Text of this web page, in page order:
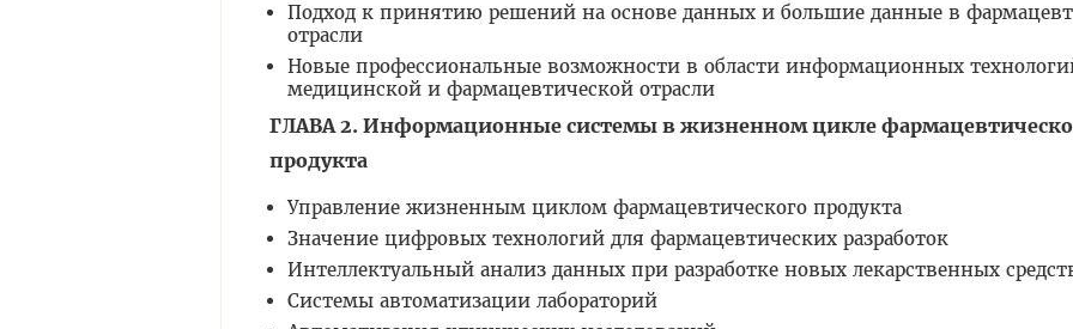
Подход к принятию решений на основе данных и большие данные в
отрасли
Новые профессиональные возможности в области информационных
медицинской и фармацевтической отрасли
ГЛАВА 2. Информационные системы в жизненном цикле
продукта
Управление жизненным циклом фармацевтического продукта
Значение цифровых технологий для фармацевтических разработок
Интеллектуальный анализ данных при разработке новых лекарственных
Системы автоматизации лабораторий